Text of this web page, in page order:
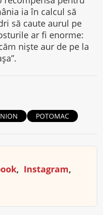
ia în calcul să
să caute aurul pe
ar fi enorme:
niște aur de pe la
POTOMAC
, Instagram,